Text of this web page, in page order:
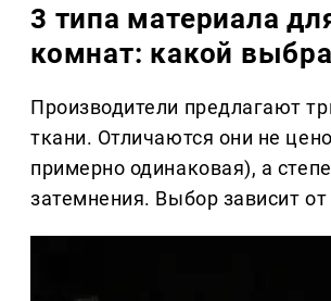
3 типа материала
комнат: какой
Производители предлагают
ткани. Отличаются они не
примерно одинаковая), а
затемнения. Выбор зависит